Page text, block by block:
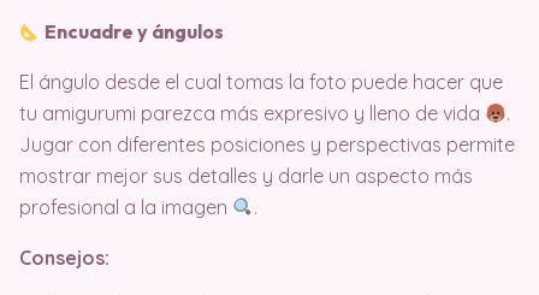
Encuadre y ángulos
El ángulo desde el cual tomas la foto puede hacer que
tu amigurumi parezca más expresivo y lleno de vida
.
Jugar con diferentes posiciones y perspectivas permite
mostrar mejor sus detalles y darle un aspecto más
profesional a la imagen
.
Consejos: